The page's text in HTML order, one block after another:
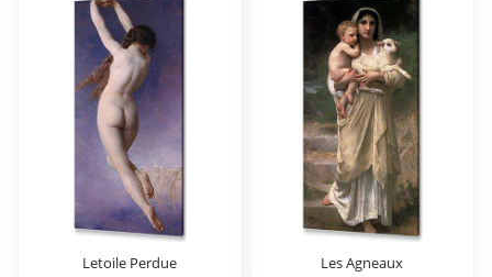
Letoile Perdue Les Аgneaux